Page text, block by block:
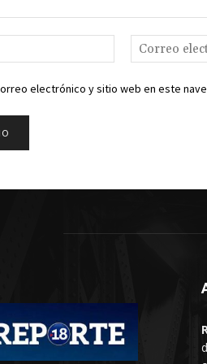
Nombre:*
electrónico y sitio web en este